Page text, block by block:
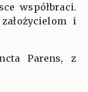
współbraci.
i
Parens, z